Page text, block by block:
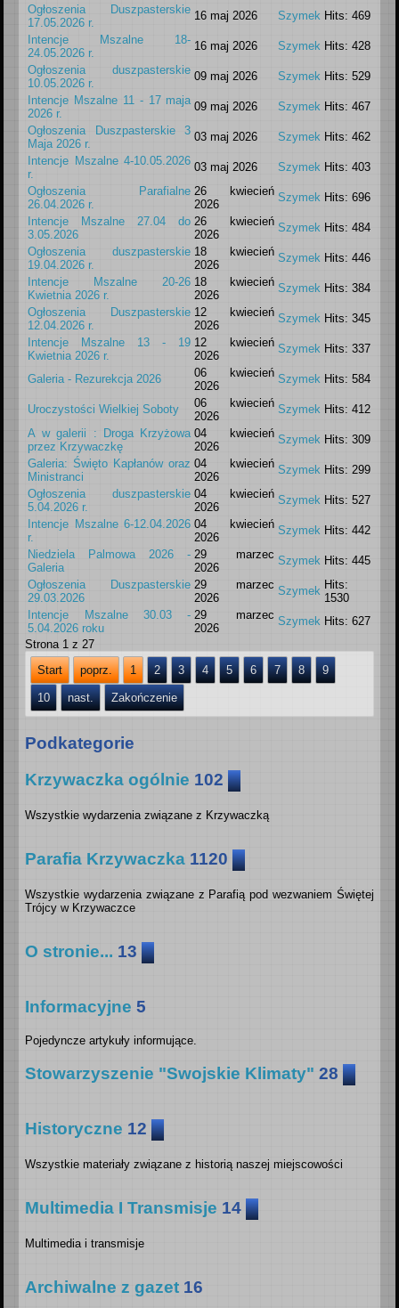
Ogłoszenia Duszpasterskie
17.05.2026 r.
16 maj 2026 Szymek Hits: 469
Intencje Mszalne 18-
24.05.2026 r.
16 maj 2026 Szymek Hits: 428
Ogłoszenia duszpasterskie
10.05.2026 r.
09 maj 2026 Szymek Hits: 529
Intencje Mszalne 11 - 17 maja
2026 r.
09 maj 2026 Szymek Hits: 467
Ogłoszenia Duszpasterskie 3
Maja 2026 r.
03 maj 2026 Szymek Hits: 462
Intencje Mszalne 4-10.05.2026
r.
03 maj 2026 Szymek Hits: 403
Ogłoszenia Parafialne
26.04.2026 r.
26 kwiecień
2026
Szymek Hits: 696
Intencje Mszalne 27.04 do
3.05.2026
26 kwiecień
2026
Szymek Hits: 484
Ogłoszenia duszpasterskie
19.04.2026 r.
18 kwiecień
2026
Szymek Hits: 446
Intencje Mszalne 20-26
Kwietnia 2026 r.
18 kwiecień
2026
Szymek Hits: 384
Ogłoszenia Duszpasterskie
12.04.2026 r.
12 kwiecień
2026
Szymek Hits: 345
Intencje Mszalne 13 - 19
Kwietnia 2026 r.
12 kwiecień
2026
Szymek Hits: 337
Galeria - Rezurekcja 2026
06 kwiecień
2026
Szymek Hits: 584
Uroczystości Wielkiej Soboty
06 kwiecień
2026
Szymek Hits: 412
A w galerii : Droga Krzyżowa
przez Krzywaczkę
04 kwiecień
2026
Szymek Hits: 309
Galeria: Święto Kapłanów oraz
Ministranci
04 kwiecień
2026
Szymek Hits: 299
Ogłoszenia duszpasterskie
5.04.2026 r.
04 kwiecień
2026
Szymek Hits: 527
Intencje Mszalne 6-12.04.2026
r.
04 kwiecień
2026
Szymek Hits: 442
Niedziela Palmowa 2026 -
Galeria
29 marzec
2026
Szymek Hits: 445
Ogłoszenia Duszpasterskie
29.03.2026
29 marzec
2026
Szymek Hits:
1530
Intencje Mszalne 30.03 -
5.04.2026 roku
29 marzec
2026
Szymek Hits: 627
Strona 1 z 27
Start
poprz. 1 2 3 4 5 6 7 8 9
10 nast. Zakończenie
Podkategorie
Krzywaczka ogólnie 102
Wszystkie wydarzenia związane z Krzywaczką
Krzywaczka wydarzenia 32
Wiadomości z zewnątrz10
źródeł zewnętrznych.
Lokalne grupy działania
Dokumenty 4
Odnośniki do dokumentów dotyczących naszej miejscowości.
Parafia Krzywaczka 1120
Wszystkie wydarzenia związane z Parafią pod wezwaniem Świętej
Trójcy w Krzywaczce
Ogłoszenia Duszpasterskie
Wydarzenia Parafialne 67
Uroczystości i Nabożeństwa
KEP informuje2
O stronie... 13
Zmiany na stronie
Informacje administratorów
Informacyjne 5
Pojedyncze artykuły informujące.
Stowarzyszenie "Swojskie Klimaty" 28
Z kart historii "Swojskich Klimatów"
Historyczne 12
Wszystkie materiały związane z historią naszej miejscowości
Podania i legendy 4
Podania i legendy związane z naszą wsią
Multimedia I Transmisje 14
Multimedia i transmisje
Media o nas5
Archiwalne z gazet 16